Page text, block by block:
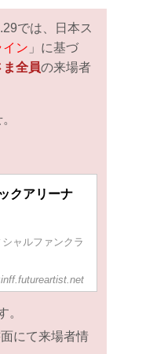
では、日本ス
ン 」に基づ
全員の来場者
クアリーナ
ャルファンクラ
。
にて来場者情